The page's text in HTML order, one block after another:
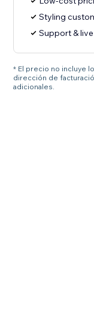
Styling
Support &
* El precio no incluye
dirección de
adicionales.